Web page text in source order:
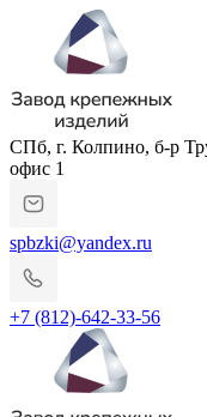
СПб, г. Колпино, б-р
офис 1
spbzki@yandex.ru
+7 (812)-642-33-56